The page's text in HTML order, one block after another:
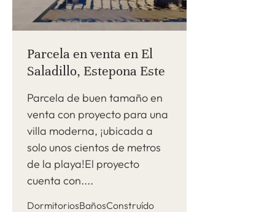
Parcela en venta en El
Saladillo, Estepona Este
Parcela de buen tamaño en
venta con proyecto para una
villa moderna, ¡ubicada a
solo unos cientos de metros
de la playa!El proyecto
cuenta con....
DormitoriosBañosConstruído